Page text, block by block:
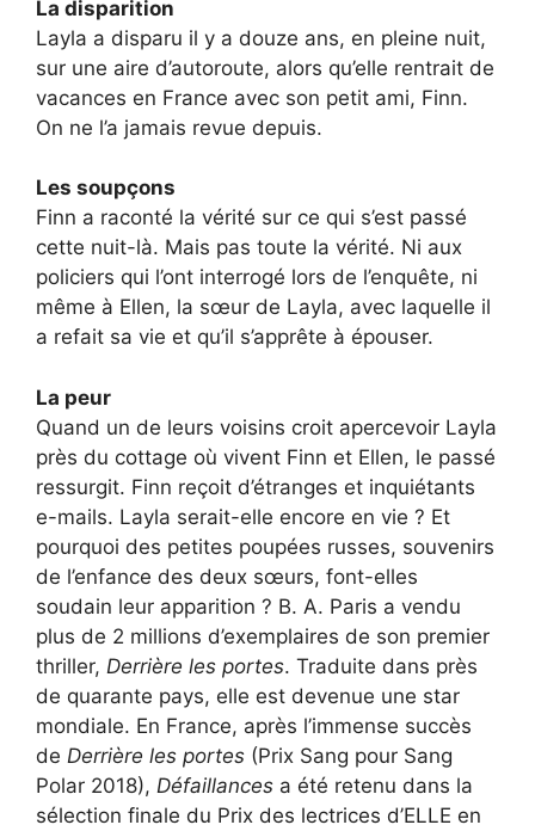
La disparition
Layla a disparu il y a douze ans, en pleine nuit,
sur une aire d’autoroute, alors qu’elle rentrait de
vacances en France avec son petit ami, Finn.
On ne l’a jamais revue depuis.
Les soupçons
Finn a raconté la vérité sur ce qui s’est passé
cette nuit-là. Mais pas toute la vérité. Ni aux
policiers qui l’ont interrogé lors de l’enquête, ni
même à Ellen, la sœur de Layla, avec laquelle il
a refait sa vie et qu’il s’apprête à épouser.
La peur
Quand un de leurs voisins croit apercevoir Layla
près du cottage où vivent Finn et Ellen, le passé
ressurgit. Finn reçoit d’étranges et inquiétants
e-mails. Layla serait-elle encore en vie ? Et
pourquoi des petites poupées russes, souvenirs
de l’enfance des deux sœurs, font-elles
soudain leur apparition ? B. A. Paris a vendu
plus de 2 millions d’exemplaires de son premier
thriller, Derrière les portes. Traduite dans près
de quarante pays, elle est devenue une star
mondiale. En France, après l’immense succès
de Derrière les portes (Prix Sang pour Sang
Polar 2018), Défaillances a été retenu dans la
sélection finale du Prix des lectrices d’ELLE en